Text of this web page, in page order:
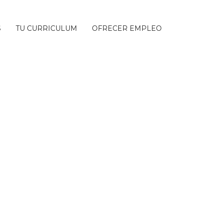
TU CURRICULUM OFRECER EMPLEO